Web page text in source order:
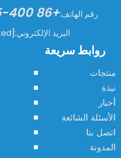
روابط سريعة
منتجات
نبذة
أخبار
الأسئلة الشائعة
اتصل بنا
المدونة
رقم الهاتف:+86 400-885-9599
البريد الإلكتروني:[email protected]